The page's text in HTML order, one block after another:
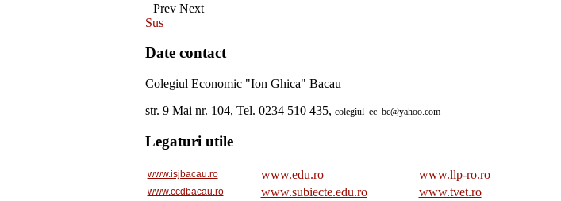
Prev Next
Sus
Date contact
Colegiul Economic "Ion Ghica" Bacau
str. 9 Mai nr. 104, Tel. 0234 510 435, colegiul_ec_bc@yahoo.com
Legaturi utile
www.isjbacau.ro www.edu.ro www.llp-ro.ro
www.ccdbacau.ro www.subiecte.edu.ro www.tvet.ro